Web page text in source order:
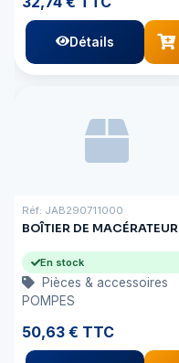
Détails
Réf: JAB290711000
BOÎTIER DE MACÉRATEUR
En stock
Pièces & accessoires
POMPES
50,63 € TTC